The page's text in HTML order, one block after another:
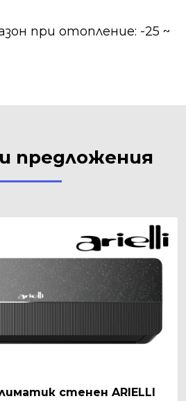
при отопление: -25 ~
предложения
стенен ARIELLI